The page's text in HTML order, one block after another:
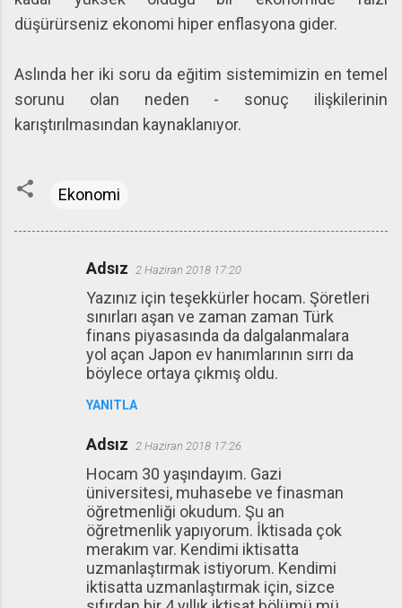
düşürürseniz ekonomi hiper enflasyona gider.
Aslında her iki soru da eğitim sistemimizin en temel
sorunu olan neden - sonuç ilişkilerinin
karıştırılmasından kaynaklanıyor.
Ekonomi
Adsız 2 Haziran 2018 17:20
Yazınız için teşekkürler hocam. Şöretleri
sınırları aşan ve zaman zaman Türk
finans piyasasında da dalgalanmalara
yol açan Japon ev hanımlarının sırrı da
böylece ortaya çıkmış oldu.
YANITLA
Adsız 2 Haziran 2018 17:26
Hocam 30 yaşındayım. Gazi
üniversitesi, muhasebe ve finasman
öğretmenliği okudum. Şu an
öğretmenlik yapıyorum. İktisada çok
merakım var. Kendimi iktisatta
uzmanlaştırmak istiyorum. Kendimi
iktisatta uzmanlaştırmak için, sizce